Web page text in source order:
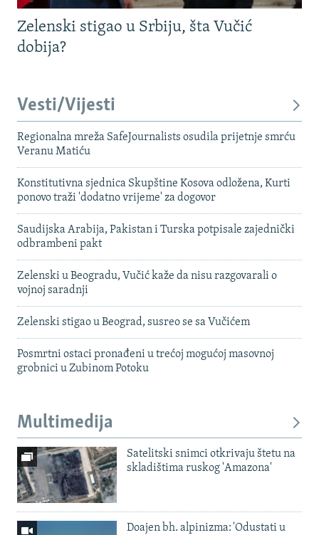
Zelenski stigao u Srbiju, šta Vučić
dobija?
Vesti/Vijesti
Regionalna mreža SafeJournalists osudila prijetnje smrću
Veranu Matiću
Konstitutivna sjednica Skupštine Kosova odložena, Kurti
ponovo traži 'dodatno vrijeme' za dogovor
Saudijska Arabija, Pakistan i Turska potpisale zajednički
odbrambeni pakt
Zelenski u Beogradu, Vučić kaže da nisu razgovarali o
vojnoj saradnji
Zelenski stigao u Beograd, susreo se sa Vučićem
Posmrtni ostaci pronađeni u trećoj mogućoj masovnoj
grobnici u Zubinom Potoku
Multimedija
Satelitski snimci otkrivaju štetu na
skladištima ruskog 'Amazona'
Doajen bh. alpinizma: 'Odustati u